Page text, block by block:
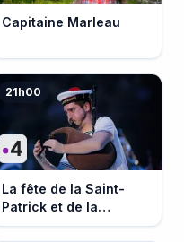
Capitaine Marleau
21h00
La fête de la Saint-
Patrick et de la
Bretagne